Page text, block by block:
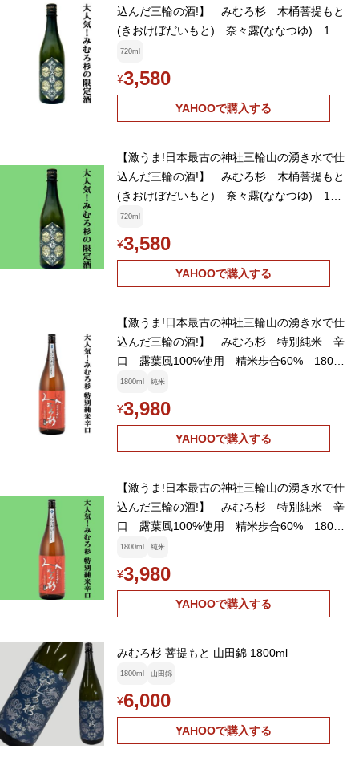
込んだ三輪の酒!】 みむろ杉 木桶菩提もと
(きおけぼだいもと) 奈々露(ななつゆ) 13
度 720ml(クール便推奨)(K)
720ml
¥3,580
YAHOOで購入する
【激うま!日本最古の神社三輪山の湧き水で仕
込んだ三輪の酒!】 みむろ杉 木桶菩提もと
(きおけぼだいもと) 奈々露(ななつゆ) 13
度 720ml(クール便推奨)(K)
720ml
¥3,580
YAHOOで購入する
【激うま!日本最古の神社三輪山の湧き水で仕
込んだ三輪の酒!】 みむろ杉 特別純米 辛
口 露葉風100%使用 精米歩合60% 1800
ml(クール便推奨)(k)
1800ml 純米
¥3,980
YAHOOで購入する
【激うま!日本最古の神社三輪山の湧き水で仕
込んだ三輪の酒!】 みむろ杉 特別純米 辛
口 露葉風100%使用 精米歩合60% 1800
ml(クール便推奨)(k)
1800ml 純米
¥3,980
YAHOOで購入する
みむろ杉 菩提もと 山田錦 1800ml
1800ml 山田錦
¥6,000
YAHOOで購入する